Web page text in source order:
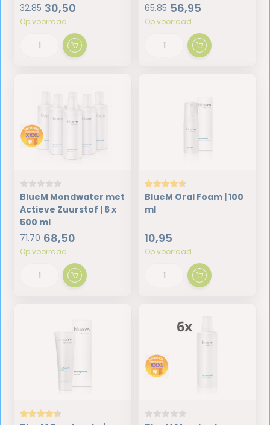
32,85 30,50
Op voorraad
65,85 56,95
Op voorraad
BlueM Mondwater met
Actieve Zuurstof | 6 x
500 ml
71,70 68,50
Op voorraad
BlueM Oral Foam | 100
ml
10,95
Op voorraad